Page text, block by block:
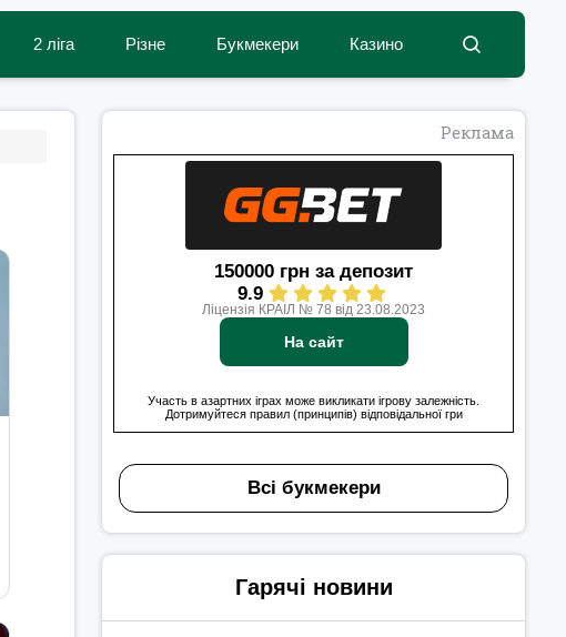
2 ліга Різне Букмекери Казино
Реклама
150000 грн за депозит
9.9
Ліцензія КРАІЛ № 78 від 23.08.2023
На сайт
Участь в азартних іграх може викликати ігрову залежність.
Дотримуйтеся правил (принципів) відповідальної гри
Всі букмекери
Гарячі новини